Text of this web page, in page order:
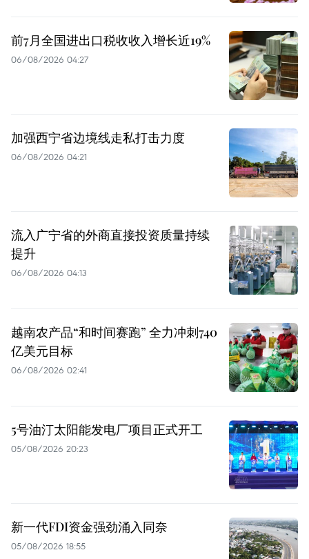
前7月全国进出口税收收入增长近19%
06/08/2026 04:27
加强西宁省边境线走私打击力度
06/08/2026 04:21
流入广宁省的外商直接投资质量持续
提升
06/08/2026 04:13
越南农产品“和时间赛跑” 全力冲刺740
亿美元目标
06/08/2026 02:41
5号油汀太阳能发电厂项目正式开工
05/08/2026 20:23
新一代FDI资金强劲涌入同奈
05/08/2026 18:55